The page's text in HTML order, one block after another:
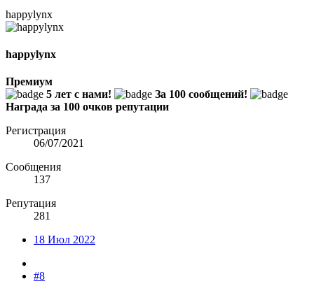
happylynx
happylynx
Премиум
5 лет с нами!
За 100 сообщений!
Награда за 100 очков репутации
Регистрация
06/07/2021
Сообщения
137
Репутация
281
18 Июл 2022
#8